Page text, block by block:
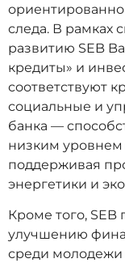
следа. В рамках
развитию SEB
кредиты» и
соответствуют
социальные и
банка —
низким уровнем
поддерживая
энергетики и
Кроме того,
улучшению
среди молодежи